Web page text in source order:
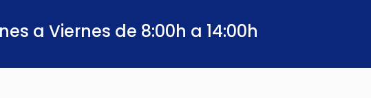
a Viernes de 8:00h a 14:00h